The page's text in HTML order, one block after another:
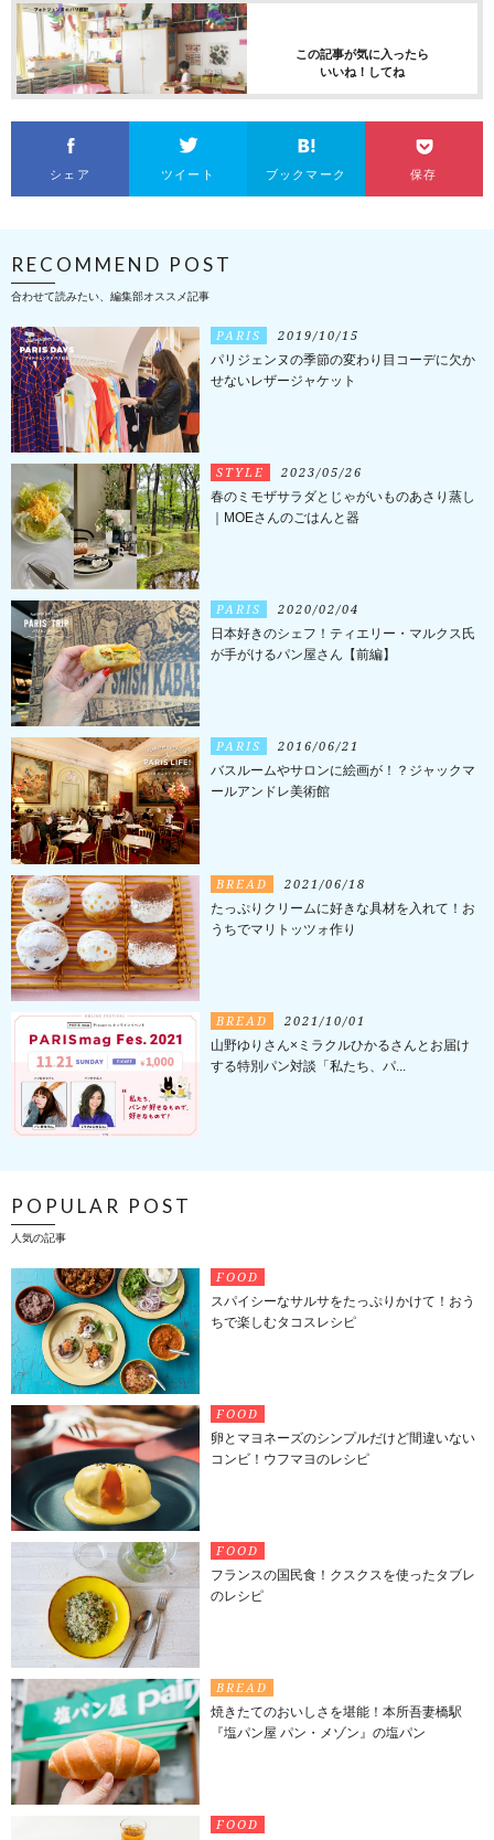
この記事が気に入ったら
いいね！してね
シェア ツイート ブックマーク 保存
RECOMMEND POST
合わせて読みたい、編集部オススメ記事
PARIS 2019/10/15
パリジェンヌの季節の変わり目コーデに欠か
せないレザージャケット
STYLE 2023/05/26
春のミモザサラダとじゃがいものあさり蒸し
｜MOEさんのごはんと器
PARIS 2020/02/04
日本好きのシェフ！ティエリー・マルクス氏
が手がけるパン屋さん【前編】
PARIS 2016/06/21
バスルームやサロンに絵画が！？ジャックマ
ールアンドレ美術館
BREAD 2021/06/18
たっぷりクリームに好きな具材を入れて！お
うちでマリトッツォ作り
BREAD 2021/10/01
山野ゆりさん×ミラクルひかるさんとお届け
する特別パン対談「私たち、パ...
POPULAR POST
人気の記事
FOOD
スパイシーなサルサをたっぷりかけて！おう
ちで楽しむタコスレシピ
FOOD
卵とマヨネーズのシンプルだけど間違いない
コンビ！ウフマヨのレシピ
FOOD
フランスの国民食！クスクスを使ったタブレ
のレシピ
BREAD
焼きたてのおいしさを堪能！本所吾妻橋駅
『塩パン屋 パン・メゾン』の塩パン
FOOD